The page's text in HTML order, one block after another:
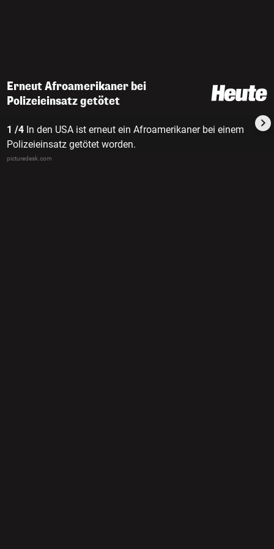
Erneut Afroamerikaner bei
Polizeieinsatz getötet
1 /4 In den USA ist erneut ein Afroamerikaner bei einem
Polizeieinsatz getötet worden.
picturedesk.com